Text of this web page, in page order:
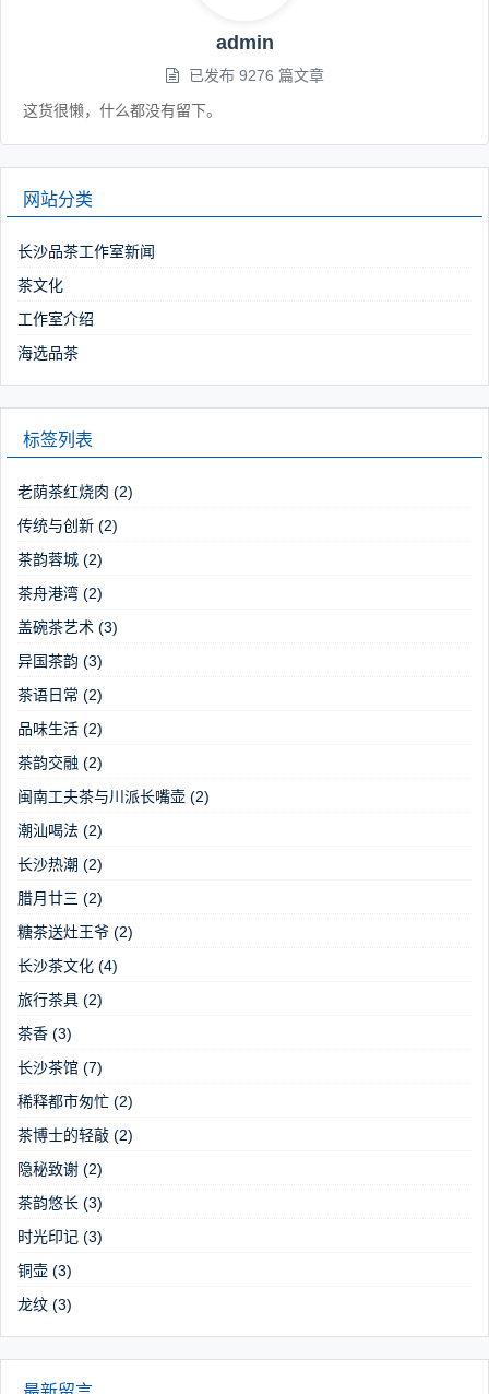
admin
已发布 9276 篇文章
这货很懒，什么都没有留下。
网站分类
长沙品茶工作室新闻
茶文化
工作室介绍
海选品茶
标签列表
老荫茶红烧肉 (2)
传统与创新 (2)
茶韵蓉城 (2)
茶舟港湾 (2)
盖碗茶艺术 (3)
异国茶韵 (3)
茶语日常 (2)
品味生活 (2)
茶韵交融 (2)
闽南工夫茶与川派长嘴壶 (2)
潮汕喝法 (2)
长沙热潮 (2)
腊月廿三 (2)
糖茶送灶王爷 (2)
长沙茶文化 (4)
旅行茶具 (2)
茶香 (3)
长沙茶馆 (7)
稀释都市匆忙 (2)
茶博士的轻敲 (2)
隐秘致谢 (2)
茶韵悠长 (3)
时光印记 (3)
铜壶 (3)
龙纹 (3)